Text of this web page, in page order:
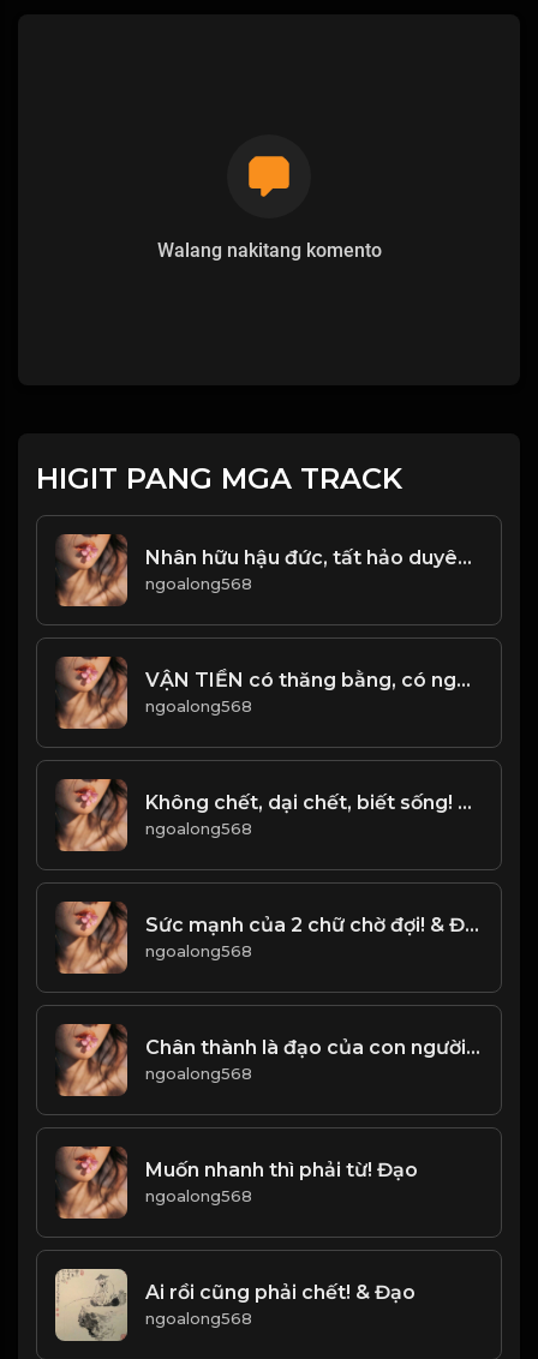
Walang nakitang komento
HIGIT PANG MGA TRACK
Nhân hữu hậu đức, tất hảo duyên dáng! Đạo
ngoalong568
VẬN TIỀN có thăng bằng, có người định số. Khi vận hành có thể đến, bạn không thể ngăn cản. Khi vận động có thể diễn ra, bạn không thể giữ lại! Đạo
ngoalong568
Không chết, dại chết, biết sống! Đạo
ngoalong568
Sức mạnh của 2 chữ chờ đợi! & Đạo
ngoalong568
Chân thành là đạo của con người! & Đạo
ngoalong568
Muốn nhanh thì phải từ! Đạo
ngoalong568
Ai rồi cũng phải chết! & Đạo
ngoalong568